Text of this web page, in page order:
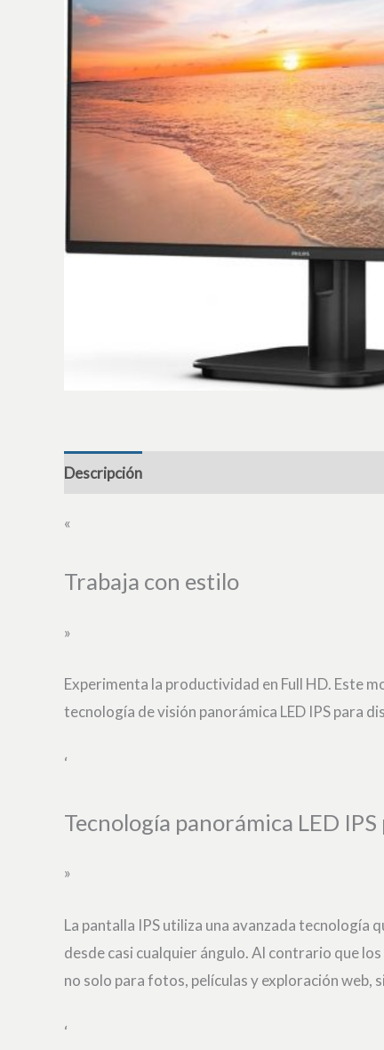
Descripción
«
Trabaja con estilo
»
Experimenta la productividad en Full HD. Este
tecnología de visión panorámica LED IPS para
‘
Tecnología panorámica LED
»
La pantalla IPS utiliza una avanzada tecnología
desde casi cualquier ángulo. Al contrario que
no solo para fotos, películas y exploración
‘